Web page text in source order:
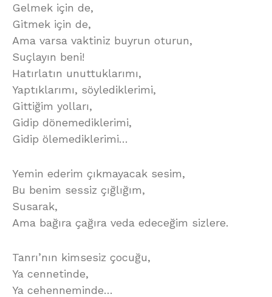
Gelmek için de,
Gitmek için de,
Ama varsa vaktiniz buyrun oturun,
Suçlayın beni!
Hatırlatın unuttuklarımı,
Yaptıklarımı, söylediklerimi,
Gittiğim yolları,
Gidip dönemediklerimi,
Gidip ölemediklerimi…
Yemin ederim çıkmayacak sesim,
Bu benim sessiz çığlığım,
Susarak,
Ama bağıra çağıra veda edeceğim sizlere.
Tanrı’nın kimsesiz çocuğu,
Ya cennetinde,
Ya cehenneminde…